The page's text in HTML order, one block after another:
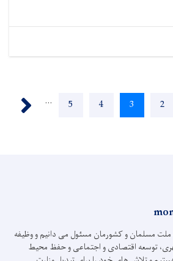
Page
2
Current
3
Page
4
Page
5
…
ملت مسلمان و کشورمان مسئول می دانیم و وظیفه
توسعه اقتصادی و اجتماعی و حفظ محیط